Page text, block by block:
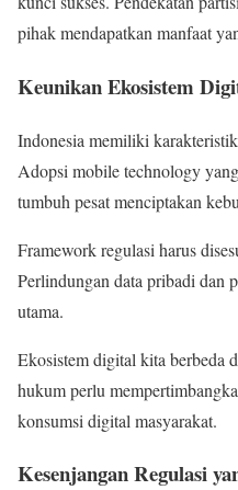
pihak mendapatkan manfaat
Keunikan Ekosistem
Indonesia memiliki
Adopsi mobile technology
tumbuh pesat menciptakan
Framework regulasi harus
Perlindungan data pribadi dan
utama.
Ekosistem digital kita berbeda
hukum perlu
konsumsi digital masyarakat.
Kesenjangan Regulasi